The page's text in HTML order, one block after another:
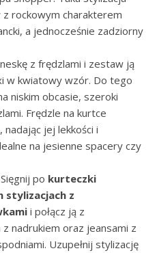
z rockowym charakterem
a jednocześnie zadziorny
z frędzlami i zestaw ją
w kwiatowy wzór. Do tego
niskim obcasie, szeroki
Frędzle na kurtce
jej lekkości i
na jesienne spacery czy
Sięgnij po kurteczki
stylizacjach z
i połącz ją z
nadrukiem oraz jeansami z
Uzupełnij stylizację